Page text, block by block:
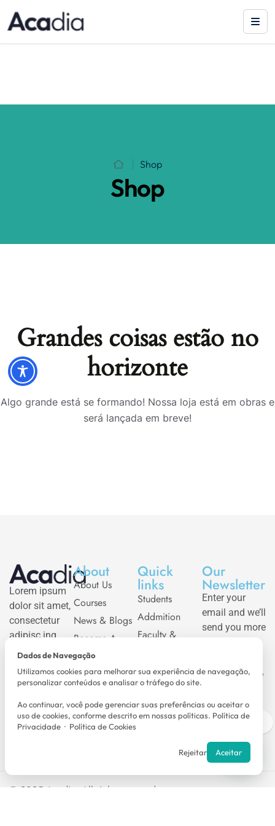
Shop
Shop
Grandes coisas estão no
horizonte
Algo grande está se formando! Nossa loja está em obras e
será lançada em breve!
Lorem ipsum
dolor sit amet,
consectetur
adipisc ing
elit.
Questions?
Call us
+670 413
acadia@gmail.com
About
About Us
Courses
News & Blogs
Become A
Teacher
Events
Contact
Quick
links
Students
Addmition
Faculty &
Media
Relations
Alumni
Visit
Our
Newsletter
Enter your
email and we’ll
send you more
Formulário de
encontrado.
© 2025 Acadia . All rights reserved.
Dados de Navegação
Utilizamos cookies para melhorar sua experiência de navegação,
personalizar conteúdos e analisar o tráfego do site.
Ao continuar, você pode gerenciar suas preferências ou aceitar o
uso de cookies, conforme descrito em nossas políticas. Política de
Privacidade · Política de Cookies
Rejeitar Aceitar